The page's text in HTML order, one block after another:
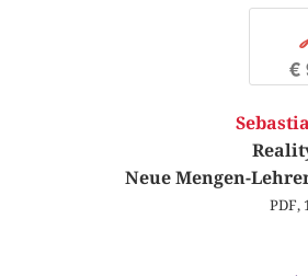
€
Neue Mengen-
PDF,